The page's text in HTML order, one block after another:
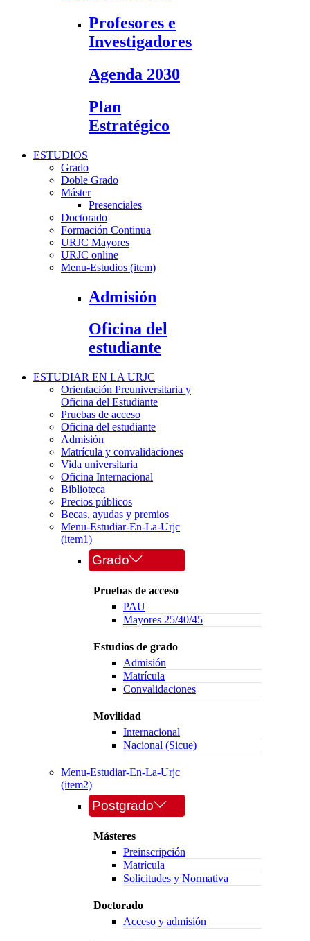
Profesores e
Investigadores
Agenda 2030
Plan
Estratégico
ESTUDIOS
Grado
Doble Grado
Máster
Presenciales
Doctorado
Formación Continua
URJC Mayores
URJC online
Menu-Estudios (item)
Admisión
Oficina del
estudiante
ESTUDIAR EN LA URJC
Orientación Preuniversitaria y
Oficina del Estudiante
Pruebas de acceso
Oficina del estudiante
Admisión
Matrícula y convalidaciones
Vida universitaria
Oficina Internacional
Biblioteca
Precios públicos
Becas, ayudas y premios
Menu-Estudiar-En-La-Urjc
(item1)
Grado
Pruebas de acceso
PAU
Mayores 25/40/45
Estudios de grado
Admisión
Matrícula
Convalidaciones
Movilidad
Internacional
Nacional (Sicue)
Menu-Estudiar-En-La-Urjc
(item2)
Postgrado
Másteres
Preinscripción
Matrícula
Solicitudes y Normativa
Doctorado
Acceso y admisión